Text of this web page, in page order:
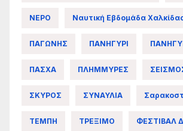
ΝΕΡΟ Ναυτική Εβδομάδα
ΠΑΓΩΝΗΣ ΠΑΝΗΓΥΡΙ
ΠΑΣΧΑ ΠΛΗΜΜΥΡΕΣ
ΣΚΥΡΟΣ ΣΥΝΑΥΛΙΑ
ΤΕΜΠΗ ΤΡΕΞΙΜΟ ΦΕΣΤΙΒΑΛ